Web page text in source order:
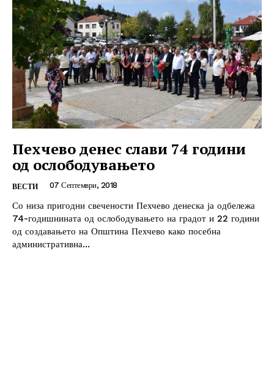
Пехчево денес слави 74 години
од ослободувањето
ВЕСТИ 07 Септември, 2018
Со низа пригодни свечености Пехчево денеска ја одбележа
74-годишнината од ослободувањето на градот и 22 години
од создавањето на Општина Пехчево како посебна
административна...